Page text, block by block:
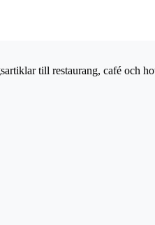
till restaurang, café och